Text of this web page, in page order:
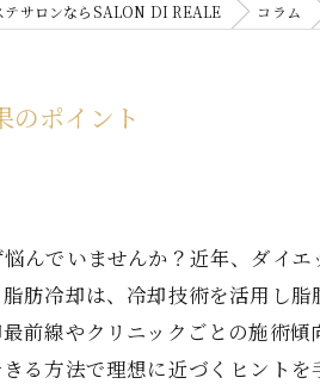
テサロンならSALON DI REALE コラム
のポイント
んでいませんか？近年、ダイ
肪冷却は、冷却技術を活用し
前線やクリニックごとの施術
る方法で理想に近づくヒント